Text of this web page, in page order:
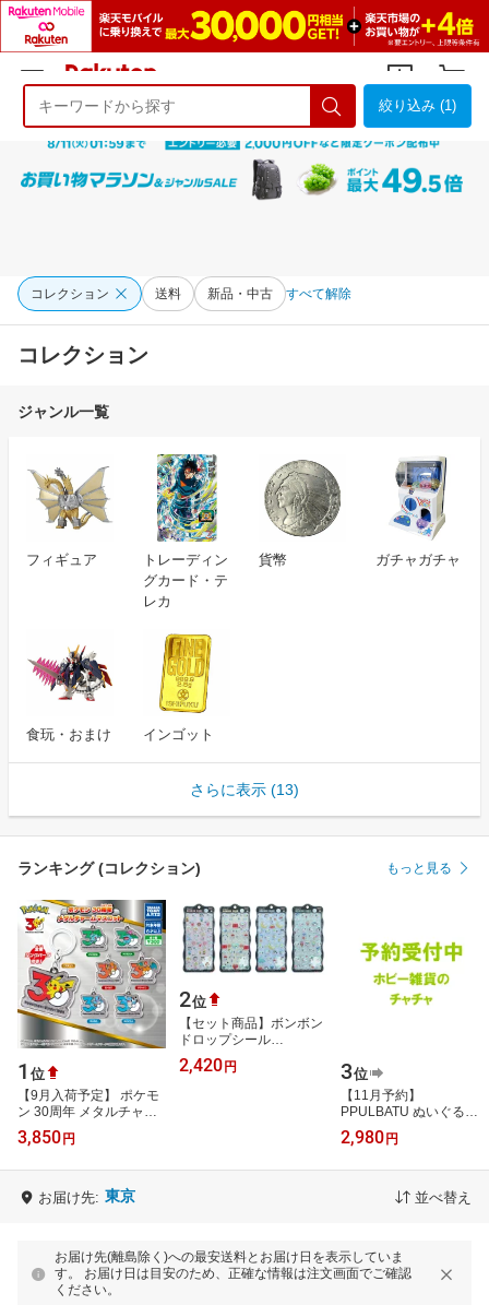
ようこそ 楽天市場へ ログイン
絞り込み (1)
コレクション 送料 新品・中古 すべて解除
コレクション
ジャンル一覧
フィギュア
トレーディン
グカード・テ
レカ
貨幣 ガチャガチャ
食玩・おまけ インゴット
さらに表示 (13)
ランキング (コレクション) もっと見る
1 位
【9月入荷予定】 ポケモ
ン 30周年 メタルチャー
ムマスコット 【全7種セ
ット】 ※分納※
3,850 円
2位
【セット商品】ボンボン
ドロップシール
churukira スヌーピー4種
（スヌーピー＆フレンズ
2,420円 3位
【11月予約】
PPULBATU ぬいぐるみ
まえがみクリップ 全5種
コンプリートセット ガチ
2,980 円
お届け先: 東京 並べ替え
お届け先(離島除く)への最安送料とお届け日を表示していま
す。 お届け日は目安のため、正確な情報は注文画面でご確認
ください。